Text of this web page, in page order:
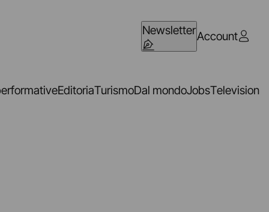
NewsletterAccount
EditoriaTurismoDal mondoJobsTelevision